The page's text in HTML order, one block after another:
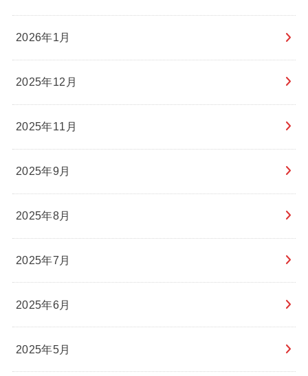
2026年1月
2025年12月
2025年11月
2025年9月
2025年8月
2025年7月
2025年6月
2025年5月